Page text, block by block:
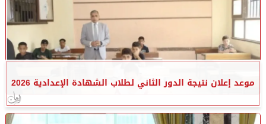
موعد إعلان نتيجة الدور الثاني لطلاب الشهادة الإعدادية 2026